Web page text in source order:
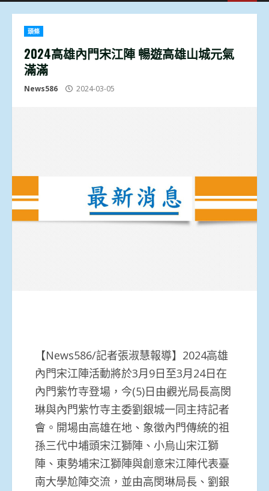
頭條
2024高雄內門宋江陣 暢遊高雄山城元氣
滿滿
News586 2024-03-05
【News586/記者張淑慧報導】2024高雄
內門宋江陣活動將於3月9日至3月24日在
內門紫竹寺登場，今(5)日由觀光局長高閔
琳與內門紫竹寺主委劉銀城一同主持記者
會。開場由高雄在地、象徵內門傳統的祖
孫三代中埔頭宋江獅陣、小烏山宋江獅
陣、東勢埔宋江獅陣與創意宋江陣代表臺
南大學尬陣交流，並由高閔琳局長、劉銀